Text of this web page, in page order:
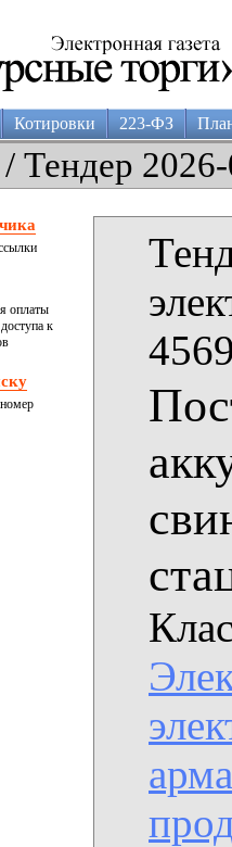
Котировки 223-ФЗ
/ Тендер
оплаты
к